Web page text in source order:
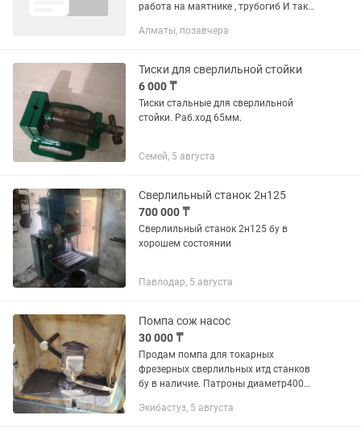
работа на маятнике , трубогиб И так
Официальное оформление ,
опыт...
Алматы, позавчера
Тиски для сверлильной стойки
6 000 ₸
Тиски стальные для сверлильной
стойки. Раб.ход 65мм.
Семей, 5 августа
Сверлильный станок 2н125
700 000 ₸
Сверлильный станок 2н125 бу в
хорошем состоянии
Павлодар, 5 августа
Помпа сож насос
30 000 ₸
Продам помпа для токарных
фрезерных сверлильных итд станков
бу в наличие. Патроны диаметр400
Экибастуз, 5 августа